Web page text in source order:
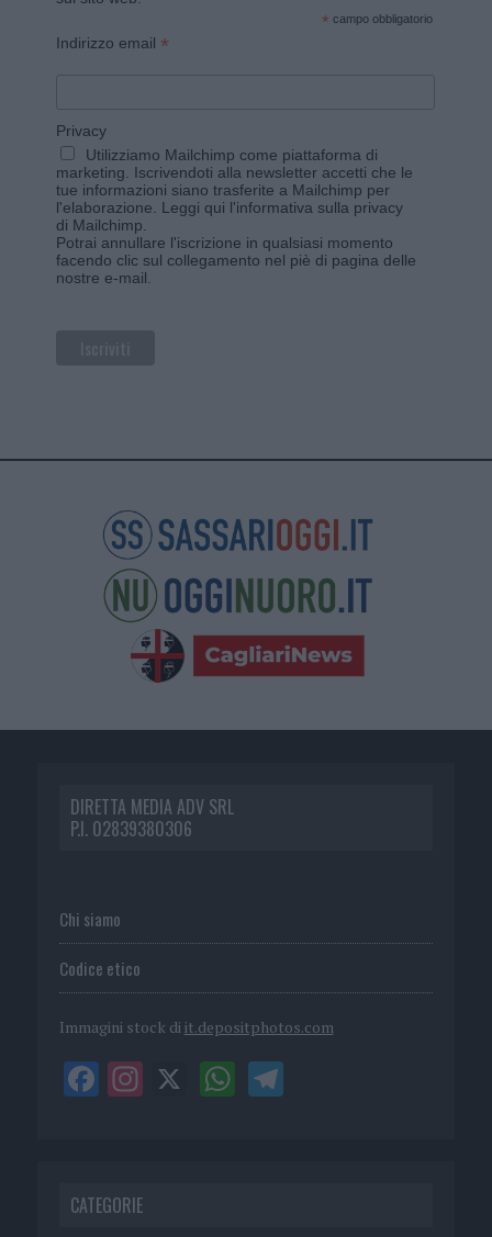
* campo obbligatorio
Indirizzo email *
Privacy
Utilizziamo Mailchimp come piattaforma di
marketing. Iscrivendoti alla newsletter accetti che le
tue informazioni siano trasferite a Mailchimp per
l'elaborazione. Leggi qui l'informativa sulla privacy
di Mailchimp
Potrai annullare l'iscrizione in qualsiasi momento
facendo clic sul collegamento nel piè di pagina delle
nostre e-mail.
DIRETTA MEDIA ADV SRL
P.I. 02839380306
Chi siamo
Codice etico
Immagini stock di it.depositphotos.com
CATEGORIE